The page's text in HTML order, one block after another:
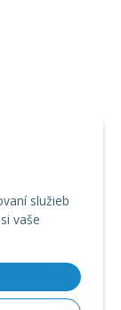
služieb
vaše